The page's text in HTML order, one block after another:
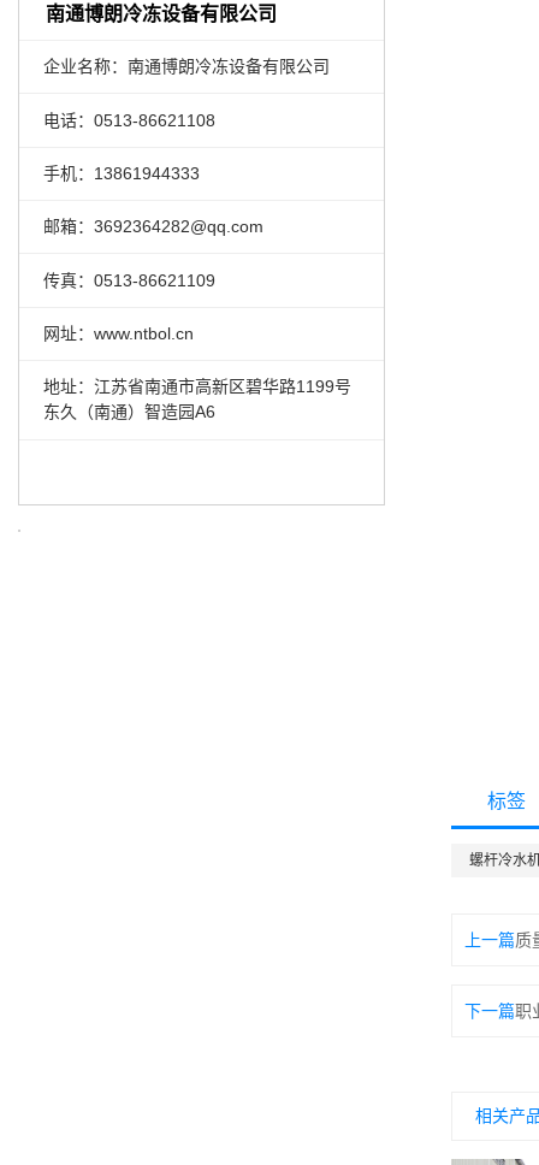
南通博朗冷冻设备有限公司
企业名称：南通博朗冷冻设备有限公司
电话：0513-86621108
手机： 13861944333
邮箱：3692364282@qq.com
传真：0513-86621109
网址：www.ntbol.cn
地址：江苏省南通市高新区碧华路1199号
东久（南通）智造园A6
标签
螺杆冷水
上一篇质
下一篇职
相关产